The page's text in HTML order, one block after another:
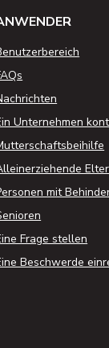
Unternehmen
mit
Frage stellen
Beschwerde